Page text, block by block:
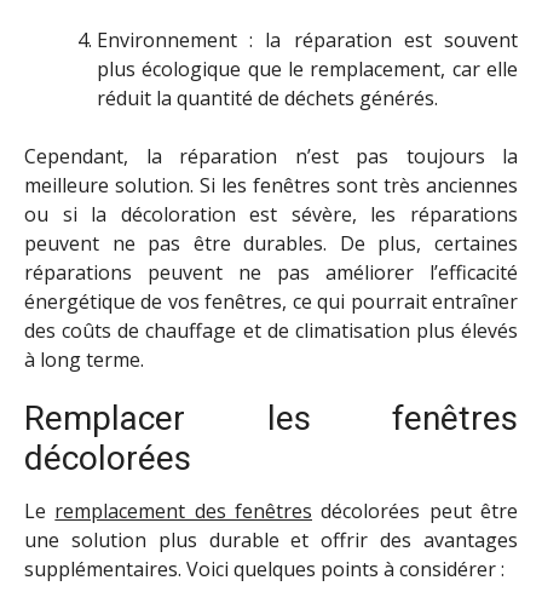
Environnement : la réparation est souvent
plus écologique que le remplacement, car elle
réduit la quantité de déchets générés.
Cependant, la réparation n’est pas toujours la
meilleure solution. Si les fenêtres sont très anciennes
ou si la décoloration est sévère, les réparations
peuvent ne pas être durables. De plus, certaines
réparations peuvent ne pas améliorer l’efficacité
énergétique de vos fenêtres, ce qui pourrait entraîner
des coûts de chauffage et de climatisation plus élevés
à long terme.
Remplacer les fenêtres
décolorées
Le remplacement des fenêtres décolorées peut être
une solution plus durable et offrir des avantages
supplémentaires. Voici quelques points à considérer :